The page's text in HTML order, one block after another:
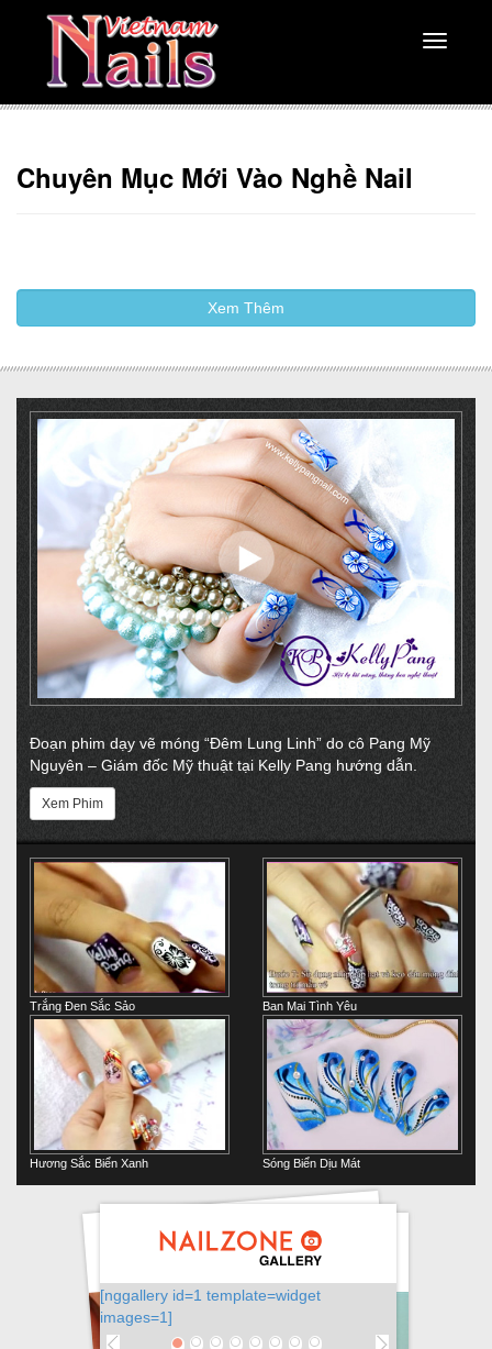
Toggle
Chuyên Mục Mới Vào Nghề Nail
Xem Thêm
Đoạn phim dạy vẽ móng “Đêm Lung Linh” do cô Pang Mỹ
Nguyên – Giám đốc Mỹ thuật tại Kelly Pang hướng dẫn.
Xem Phim
Trắng Đen Sắc Sảo Ban Mai Tình Yêu
Hương Sắc Biển Xanh Sóng Biển Dịu Mát
[nggallery id=1 template=widget
images=1]